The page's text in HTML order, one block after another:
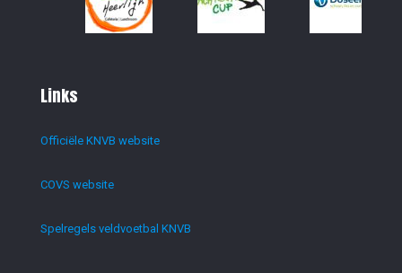
Links
Officiële KNVB website
COVS website
Spelregels veldvoetbal KNVB